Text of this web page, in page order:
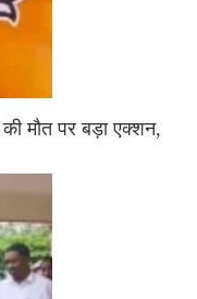
मौत पर बड़ा एक्शन,